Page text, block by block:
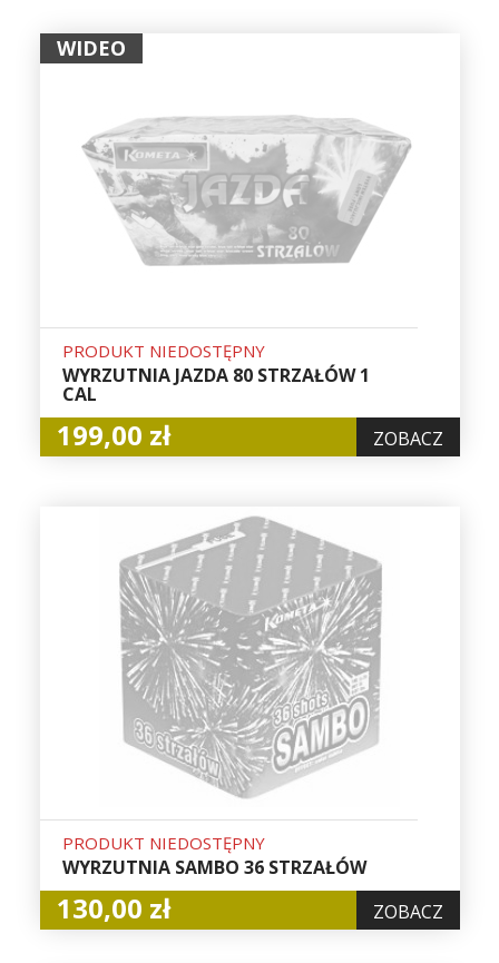
WIDEO
PRODUKT NIEDOSTĘPNY
WYRZUTNIA JAZDA 80 STRZAŁÓW 1
CAL
199,00 zł ZOBACZ
PRODUKT NIEDOSTĘPNY
WYRZUTNIA SAMBO 36 STRZAŁÓW
130,00 zł ZOBACZ